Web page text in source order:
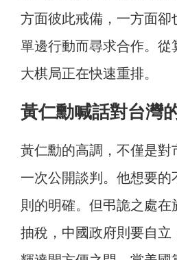
方面彼此戒備，一方面卻
單邊行動而尋求合作。從
大棋局正在快速重排。
黃仁勳喊話對台灣
黃仁勳的高調，不僅是對
一次公開談判。他想要的
則的明確。但弔詭之處在
抽稅，中國政府則要自立